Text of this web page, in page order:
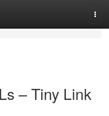
– Tiny Link